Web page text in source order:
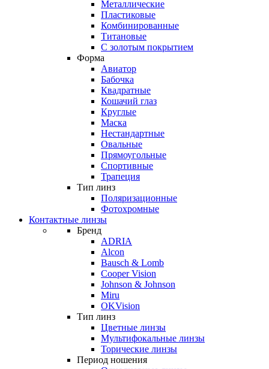
Металлические
Пластиковые
Комбинированные
Титановые
С золотым покрытием
Форма
Авиатор
Бабочка
Квадратные
Кошачий глаз
Круглые
Маска
Нестандартные
Овальные
Прямоугольные
Спортивные
Трапеция
Тип линз
Поляризационные
Фотохромные
Контактные линзы
Бренд
ADRIA
Alcon
Bausch & Lomb
Cooper Vision
Johnson & Johnson
Miru
OKVision
Тип линз
Цветные линзы
Мультифокальные линзы
Торические линзы
Период ношения